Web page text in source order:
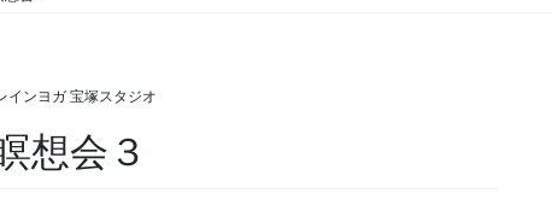
インヨガ 宝塚スタジオ
想会３